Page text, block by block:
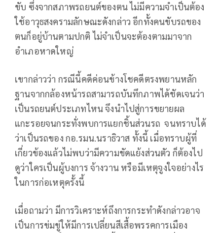
ขับ ซึ่งจากสภาพรถยนต์ของตน ไม่มีความจำเป็นต้อง
ใช้อาวุธสงครามลักษณะดังกล่าว อีกทั้งคนขับรถของ
ตนก็อยู่บ้านตามปกติ ไม่จำเป็นจะต้องตามมาจาก
อำเภอหาดใหญ่
เขากล่าวว่า กรณีนี้คดีค่อนข้างโชคดีตรงพยานหลัก
ฐานจากกล้องหน้ารถสามารถบันทึกภาพได้ชัดเจนว่า
เป็นรถยนต์ประเภทไหน จึงนำไปสู่การขยายผล
แกะรอยจนกระทั่งพบการแยกชิ้นส่วนรถ จนทราบได้
ว่าเป็นรถของ กอ.รมน.นราธิวาส ทั้งนี้ เมื่อทราบผู้ที่
เกี่ยวข้องแล้วไม่พบว่ามีความขัดแย้งส่วนตัว ก็ต้องไป
ดูว่าใครเป็นผู้บงการ จ้างวาน หรือมีเหตุจูงใจอย่างไร
ในการก่อเหตุครั้งนี้
เมื่อถามว่า มีการวิเคราะห์ถึงการกระทำดังกล่าวอาจ
เป็นการข่มขู่ให้มีการเปลี่ยนสีเสื้อพรรคการเมือง